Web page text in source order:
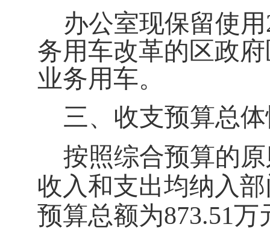
办公室现保留使
务用车改革的区政
业务用车。
三、收支预算总
按照综合预算的
收入和支出均纳入
预算总额为873.51万